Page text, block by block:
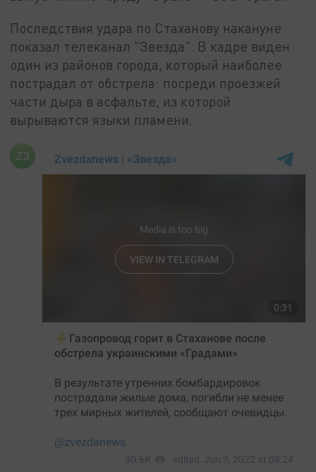
Последствия удара по Стаханову накануне
показал телеканал "Звезда". В кадре виден
один из районов города, который наиболее
пострадал от обстрела: посреди проезжей
части дыра в асфальте, из которой
вырываются языки пламени.